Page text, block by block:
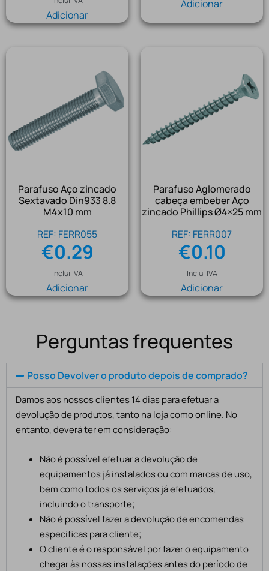
Adicionar
Adicionar
Parafuso Aço zincado
Sextavado Din933 8.8
M4x10 mm
REF: FERR055
€0.29
Inclui IVA
Adicionar
Parafuso Aglomerado
cabeça embeber Aço
zincado Phillips Ø4×25 mm
REF: FERR007
€0.10
Inclui IVA
Adicionar
Perguntas frequentes
Posso Devolver o produto depois de comprado?
Damos aos nossos clientes 14 dias para efetuar a
devolução de produtos, tanto na loja como online. No
entanto, deverá ter em consideração:
Não é possível efetuar a devolução de
equipamentos já instalados ou com marcas de uso,
bem como todos os serviços já efetuados,
incluindo o transporte;
Não é possível fazer a devolução de encomendas
especificas para cliente;
O cliente é o responsável por fazer o equipamento
chegar às nossas instalações antes do período de